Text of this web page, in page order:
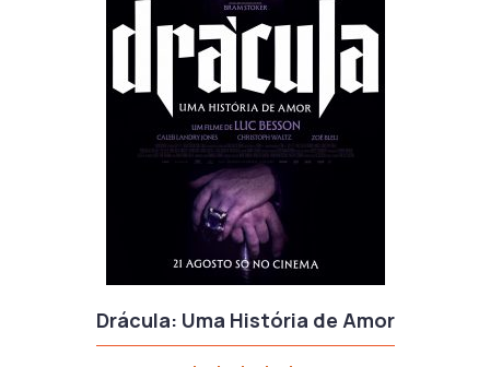
Drácula: Uma História de Amor